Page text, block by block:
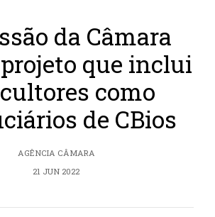
da Câmara
que inclui
como
de CBios
AGÊNCIA CÂMARA
21 JUN 2022